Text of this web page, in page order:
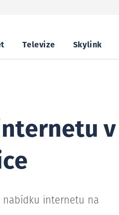
Televize Skylink
v
nabídku internetu na